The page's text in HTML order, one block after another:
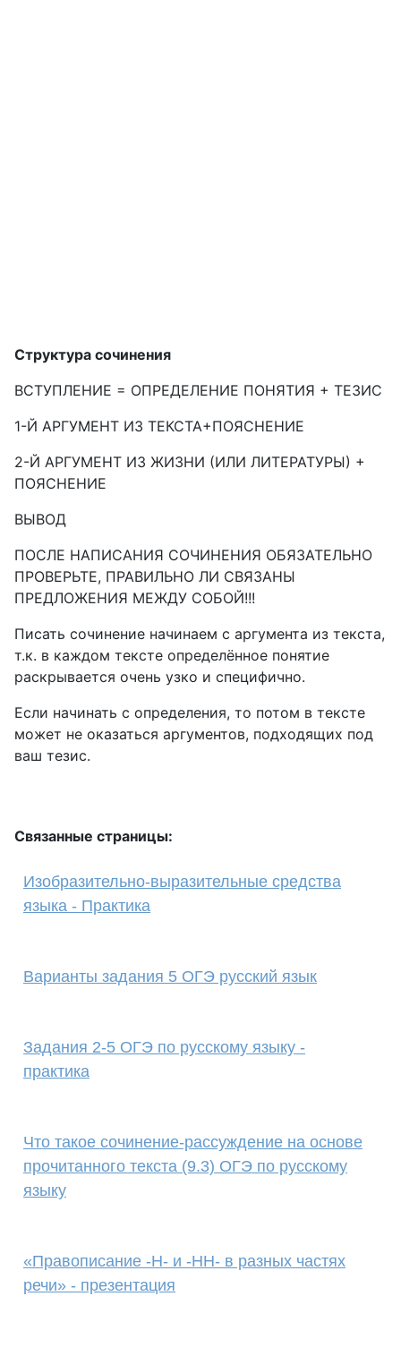
Структура сочинения
ВСТУПЛЕНИЕ = ОПРЕДЕЛЕНИЕ ПОНЯТИЯ + ТЕЗИС
1-Й АРГУМЕНТ ИЗ ТЕКСТА+ПОЯСНЕНИЕ
2-Й АРГУМЕНТ ИЗ ЖИЗНИ (ИЛИ ЛИТЕРАТУРЫ) +
ПОЯСНЕНИЕ
ВЫВОД
ПОСЛЕ НАПИСАНИЯ СОЧИНЕНИЯ ОБЯЗАТЕЛЬНО
ПРОВЕРЬТЕ, ПРАВИЛЬНО ЛИ СВЯЗАНЫ
ПРЕДЛОЖЕНИЯ МЕЖДУ СОБОЙ!!!
Писать сочинение начинаем с аргумента из текста,
т.к. в каждом тексте определённое понятие
раскрывается очень узко и специфично.
Если начинать с определения, то потом в тексте
может не оказаться аргументов, подходящих под
ваш тезис.
Связанные страницы:
Изобразительно-выразительные средства
языка - Практика
Варианты задания 5 ОГЭ русский язык
Задания 2-5 ОГЭ по русскому языку -
практика
Что такое сочинение-рассуждение на основе
прочитанного текста (9.3) ОГЭ по русскому
языку
«Правописание -Н- и -НН- в разных частях
речи» - презентация